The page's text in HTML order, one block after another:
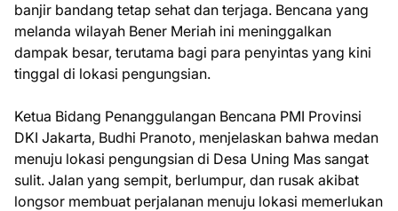
banjir bandang tetap sehat dan terjaga. Bencana yang
melanda wilayah Bener Meriah ini meninggalkan
dampak besar, terutama bagi para penyintas yang kini
tinggal di lokasi pengungsian.
Ketua Bidang Penanggulangan Bencana PMI Provinsi
DKI Jakarta, Budhi Pranoto, menjelaskan bahwa medan
menuju lokasi pengungsian di Desa Uning Mas sangat
sulit. Jalan yang sempit, berlumpur, dan rusak akibat
longsor membuat perjalanan menuju lokasi memerlukan